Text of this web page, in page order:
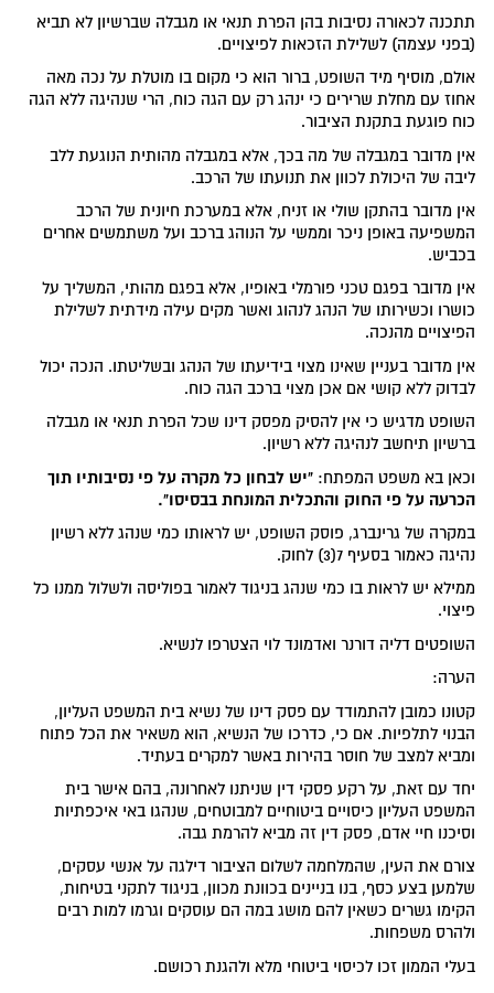
תתכנה לכאורה נסיבות בהן הפרת תנאי או מגבלה שברשיון לא תביא
(בפני עצמה) לשלילת הזכאות לפיצויים.
אולם, מוסיף מיד השופט, ברור הוא כי מקום בו מוטלת על נכה מאה
אחוז עם מחלת שרירים כי ינהג רק עם הגה כוח, הרי שנהיגה ללא הגה
כוח פוגעת בתקנת הציבור.
אין מדובר במגבלה של מה בכך, אלא במגבלה מהותית הנוגעת ללב
ליבה של היכולת לכוון את תנועתו של הרכב.
אין מדובר בהתקן שולי או זניח, אלא במערכת חיונית של הרכב
המשפיעה באופן ניכר וממשי על הנוהג ברכב ועל משתמשים אחרים
בכביש.
אין מדובר בפגם טכני פורמלי באופיו, אלא בפגם מהותי, המשליך על
כושרו וכשירותו של הנהג לנהוג ואשר מקים עילה מידתית לשלילת
הפיצויים מהנכה.
אין מדובר בעניין שאינו מצוי בידיעתו של הנהג ובשליטתו. הנכה יכול
לבדוק ללא קושי אם אכן מצוי ברכב הגה כוח.
השופט מדגיש כי אין להסיק מפסק דינו שכל הפרת תנאי או מגבלה
ברשיון תיחשב לנהיגה ללא רשיון.
וכאן בא משפט המפתח:"יש לבחון כל מקרה על פי נסיבותיו תוך
הכרעה על פי החוק והתכלית המונחת בבסיסו".
במקרה של גרינברג, פוסק השופט, יש לראותו כמי שנהג ללא רשיון
נהיגה כאמור בסעיף 7(3) לחוק.
ממילא יש לראות בו כמי שנהג בניגוד לאמור בפוליסה ולשלול ממנו כל
פיצוי.
השופטים דליה דורנר ואדמונד לוי הצטרפו לנשיא.
הערה:
קטונו כמובן להתמודד עם פסק דינו של נשיא בית המשפט העליון,
הבנוי לתלפיות. אם כי, כדרכו של הנשיא, הוא משאיר את הכל פתוח
ומביא למצב של חוסר בהירות באשר למקרים בעתיד.
יחד עם זאת, על רקע פסקי דין שניתנו לאחרונה, בהם אישר בית
המשפט העליון כיסויים ביטוחיים למבוטחים, שנהגו באי איכפתיות
וסיכנו חיי אדם, פסק דין זה מביא להרמת גבה.
צורם את העין, שהמלחמה לשלום הציבור דילגה על אנשי עסקים,
שלמען בצע כסף, בנו בניינים בכוונת מכוון, בניגוד לתקני בטיחות,
הקימו גשרים כשאין להם מושג במה הם עוסקים וגרמו למות רבים
ולהרס משפחות.
בעלי הממון זכו לכיסוי ביטוחי מלא ולהגנת רכושם.